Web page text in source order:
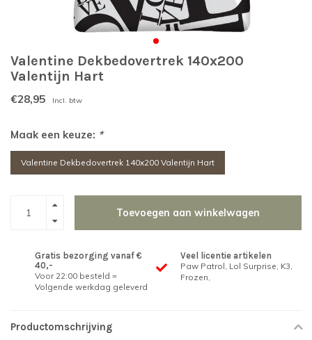
Valentine Dekbedovertrek 140x200
Valentijn Hart
€28,95 Incl. btw
Maak een keuze: *
Valentine Dekbedovertrek 140x200 Valentijn Hart
Toevoegen aan winkelwagen
Gratis bezorging vanaf €
40,-
Voor 22:00 besteld =
Volgende werkdag geleverd
Veel licentie artikelen
Paw Patrol, Lol Surprise, K3,
Frozen,
Productomschrijving